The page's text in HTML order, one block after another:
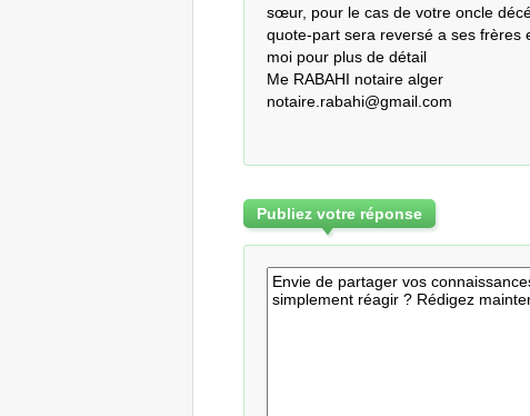
sœur, pour le cas de votre oncle
quote-part sera reversé a ses
moi pour plus de détail
Me RABAHI notaire alger
notaire.rabahi@gmail.com
Publiez votre réponse